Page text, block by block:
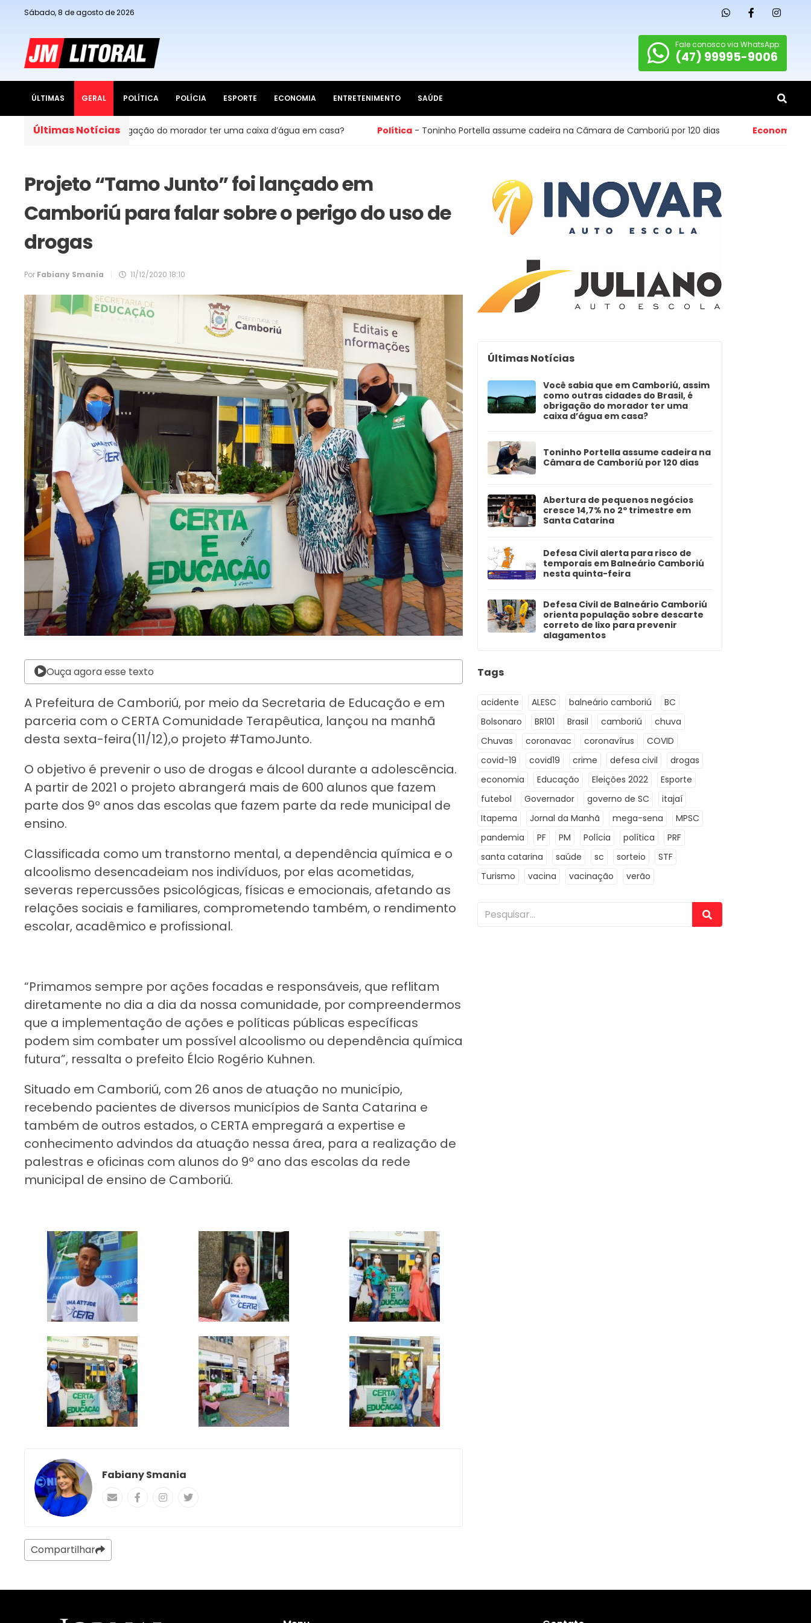
Sábado, 8 de agosto de 2026
Fale conosco via WhatsApp:
(47) 99995-9006
ÚLTIMAS GERAL POLÍTICA POLÍCIA ESPORTE ECONOMIA ENTRETENIMENTO SAÚDE
Últimas Notícias
é obrigação do morador ter uma caixa d’água em casa? Política- Toninho Portella assume cadeira na Câmara de Camboriú por 120 dias Economia- Abertura de
Projeto “Tamo Junto” foi lançado em
Camboriú para falar sobre o perigo do uso de
drogas
Por Fabiany Smania 11/12/2020 18:10
Ouça agora esse texto
A Prefeitura de Camboriú, por meio da Secretaria de Educação e em
parceria com o CERTA Comunidade Terapêutica, lançou na manhã
desta sexta-feira(11/12),o projeto #TamoJunto.
O objetivo é prevenir o uso de drogas e álcool durante a adolescência.
A partir de 2021 o projeto abrangerá mais de 600 alunos que fazem
parte dos 9º anos das escolas que fazem parte da rede municipal de
ensino.
Classificada como um transtorno mental, a dependência química e o
alcoolismo desencadeiam nos indivíduos, por elas acometidas,
severas repercussões psicológicas, físicas e emocionais, afetando as
relações sociais e familiares, comprometendo também, o rendimento
escolar, acadêmico e profissional.
“Primamos sempre por ações focadas e responsáveis, que reflitam
diretamente no dia a dia da nossa comunidade, por compreendermos
que a implementação de ações e políticas públicas específicas
podem sim combater um possível alcoolismo ou dependência química
futura”, ressalta o prefeito Élcio Rogério Kuhnen.
Situado em Camboriú, com 26 anos de atuação no município,
recebendo pacientes de diversos municípios de Santa Catarina e
também de outros estados, o CERTA empregará a expertise e
conhecimento advindos da atuação nessa área, para a realização de
palestras e oficinas com alunos do 9º ano das escolas da rede
municipal de ensino de Camboriú.
Fabiany Smania
Compartilhar
Últimas Notícias
Você sabia que em Camboriú, assim
como outras cidades do Brasil, é
obrigação do morador ter uma
caixa d’água em casa?
Toninho Portella assume cadeira na
Câmara de Camboriú por 120 dias
Abertura de pequenos negócios
cresce 14,7% no 2º trimestre em
Santa Catarina
Defesa Civil alerta para risco de
temporais em Balneário Camboriú
nesta quinta-feira
Defesa Civil de Balneário Camboriú
orienta população sobre descarte
correto de lixo para prevenir
alagamentos
Tags
acidente ALESC balneário camboriú
BC
Bolsonaro
BR101 Brasil camboriú
chuva
Chuvas
coronavac coronavírus
COVID
covid-19
covid19 crime defesa civil
drogas
economia
Educação Eleições 2022
Esporte
futebol
Governador governo de SC
itajaí
Itapema
Jornal da Manhã mega-sena
MPSC
pandemia
PF PM Polícia política
PRF
santa catarina
saúde sc sorteio
STF
Turismo
vacina vacinação verão